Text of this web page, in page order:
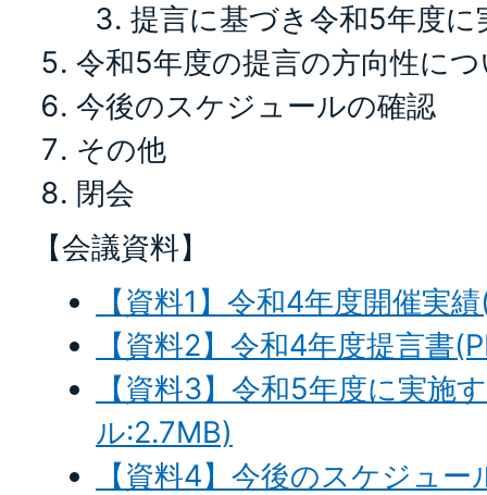
提言に基づき令和5年度に
令和5年度の提言の方向性に
今後のスケジュールの確認
その他
閉会
【会議資料】
【資料1】令和4年度開催実
【資料2】令和4年度提言書
【資料3】令和5年度に実施
ル:2.7MB)
【資料4】今後のスケジュ